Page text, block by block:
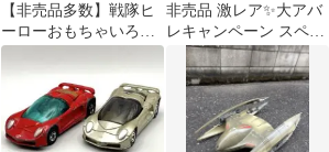
【非売品多数】戦隊ヒ
ーローおもちゃいろい
ろセット
非売品 激レア✨大アバ
レキャンペーン スペシ
ャルミニ爆竜 全7種